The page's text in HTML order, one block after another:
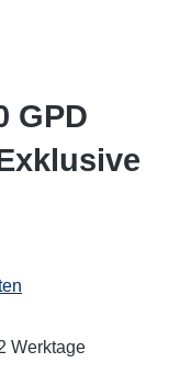
GPD
Werktage